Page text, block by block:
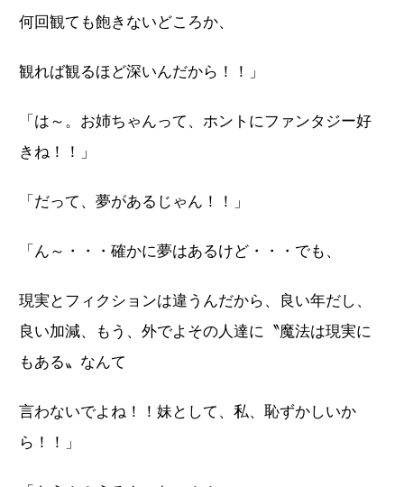
何回観ても飽きないどころか、
観れば観るほど深いんだから！！」
「は～。お姉ちゃんって、ホントにファンタジー好
きね！！」
「だって、夢があるじゃん！！」
「ん～・・・確かに夢はあるけど・・・でも、
現実とフィクションは違うんだから、良い年だし、
良い加減、もう、外でよその人達に〝魔法は現実に
もある〟なんて
言わないでよね！！妹として、私、恥ずかしいか
ら！！」